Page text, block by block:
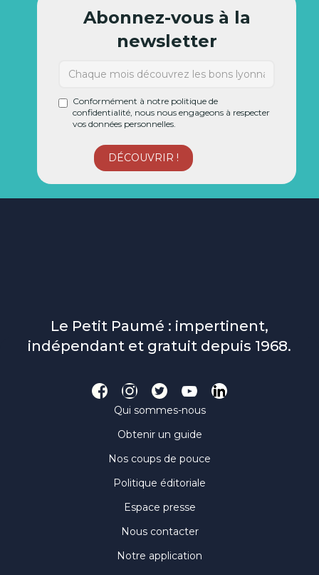
Abonnez-vous à la
newsletter
Conformément à notre politique de
confidentialité, nous nous engageons à respecter
vos données personnelles.
Le Petit Paumé : impertinent,
indépendant et gratuit depuis 1968.
Qui sommes-nous
Obtenir un guide
Nos coups de pouce
Politique éditoriale
Espace presse
Nous contacter
Notre application